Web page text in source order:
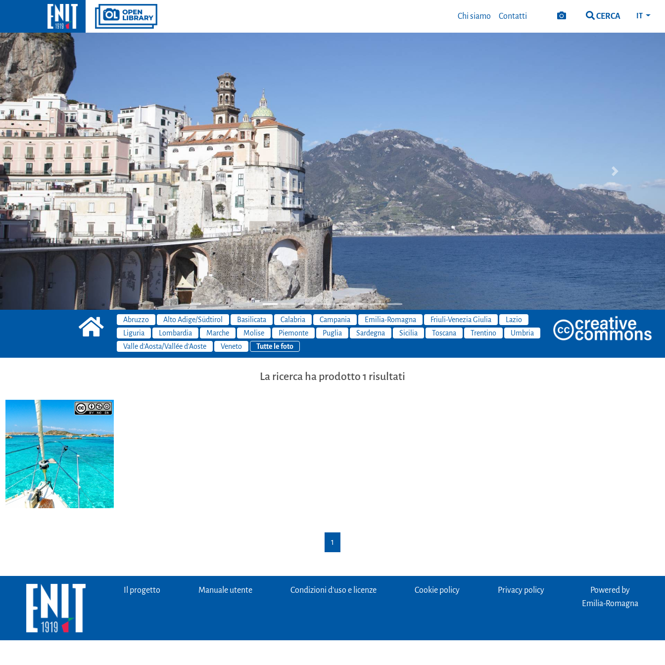
Chi siamo Contatti CERCA IT
Previous Next
Abruzzo Alto Adige/Südtirol Basilicata Calabria Campania Emilia-Romagna Friuli-Venezia Giulia
Lazio
Liguria
Lombardia Marche Molise Piemonte Puglia Sardegna Sicilia Toscana Trentino
Umbria
Valle d'Aosta/Vallée d'Aoste
Veneto Tutte le foto
La ricerca ha prodotto 1 risultati
1
Il progetto Manuale utente Condizioni d'uso e licenze Cookie policy Privacy policy
Powered by
Emilia-Romagna